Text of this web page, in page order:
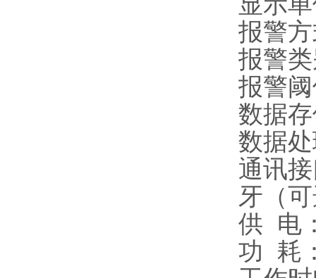
报警
报警
报警
数据
数据
通讯
牙（
供 电
功 耗